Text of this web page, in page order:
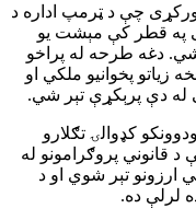
چې د ټرمپ اداره د
په قطر کې مېشت یو
شي. دغه طرحه له پراخو
سره مخ شوې او د امریکا له ۶۰۰ څخه زیاتو پخوانیو ملکي او
له دې پرېکړې تېر شي.
کډوالۍ تګلارو
قانوني پروګرامونو له
ارزونو تېر شوي او د
لرلې ده.